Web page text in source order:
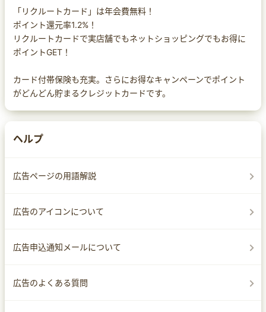
「リクルートカード」は年会費無料！
ポイント還元率1.2%！
リクルートカードで実店舗でもネットショッピングでもお得に
ポイントGET！
カード付帯保険も充実。さらにお得なキャンペーンでポイント
がどんどん貯まるクレジットカードです。
ヘルプ
広告ページの用語解説
広告のアイコンについて
広告申込通知メールについて
広告のよくある質問